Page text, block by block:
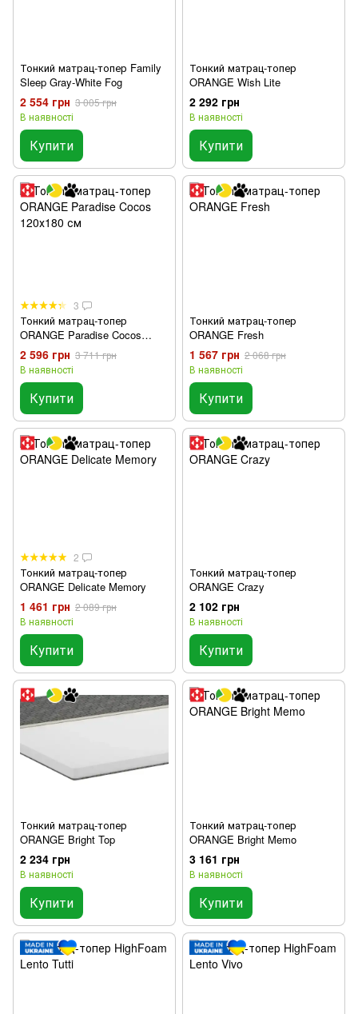
Тонкий матрац-топер Family
Sleep Gray-White Fog
2 554 грн 3 005 грн
В наявності
Купити
Тонкий матрац-топер
ORANGE Wish Lite
2 292 грн
В наявності
Купити
3
Тонкий матрац-топер
ORANGE Paradise Cocos
120х180 см
2 596 грн 3 711 грн
В наявності
Купити
Тонкий матрац-топер
ORANGE Fresh
1 567 грн 2 068 грн
В наявності
Купити
2
Тонкий матрац-топер
ORANGE Delicate Memory
1 461 грн 2 089 грн
В наявності
Купити
Тонкий матрац-топер
ORANGE Crazy
2 102 грн
В наявності
Купити
Тонкий матрац-топер
ORANGE Bright Top
2 234 грн
В наявності
Купити
Тонкий матрац-топер
ORANGE Bright Memo
3 161 грн
В наявності
Купити